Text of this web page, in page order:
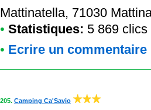
Mattinatella, 71030
• Statistiques: 5 869 clics
• Ecrire un commentaire
205. Camping Ca'Savio